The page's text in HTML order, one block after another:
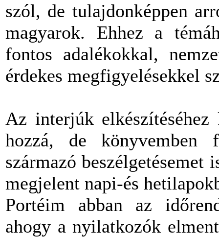
szól, de tulajdonképpen
magyarok. Ehhez a
fontos adalékokkal,
érdekes megfigyelésekkel
Az interjúk
hozzá, de könyvemben
származó
megjelent napi-és
Portéim abban az
ahogy a nyilatkozók